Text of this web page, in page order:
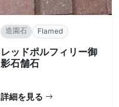
造園石 Flamed
レッドポルフィリー御
影石舗石
詳細を見る